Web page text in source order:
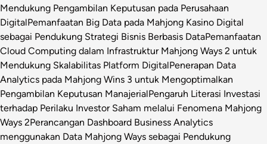
Mendukung Pengambilan Keputusan pada Perusahaan
DigitalPemanfaatan Big Data pada Mahjong Kasino Digital
sebagai Pendukung Strategi Bisnis Berbasis DataPemanfaatan
Cloud Computing dalam Infrastruktur Mahjong Ways 2 untuk
Mendukung Skalabilitas Platform DigitalPenerapan Data
Analytics pada Mahjong Wins 3 untuk Mengoptimalkan
Pengambilan Keputusan ManajerialPengaruh Literasi Investasi
terhadap Perilaku Investor Saham melalui Fenomena Mahjong
Ways 2Perancangan Dashboard Business Analytics
menggunakan Data Mahjong Ways sebagai Pendukung